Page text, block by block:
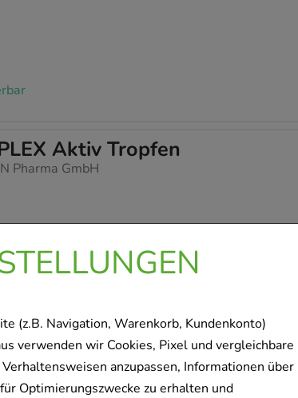
(z.B. Navigation, Warenkorb, Kundenkonto)
verwenden wir Cookies, Pixel und vergleichbare
anzupassen, Informationen über
Optimierungszwecke zu erhalten und
Aktiv Tropfen
Pharma GmbH
Tropfen
Pharma GmbH